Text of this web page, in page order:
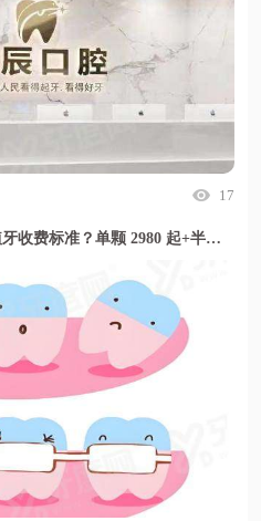
17
四川达州医附大口腔 2026 种植牙收费标准？单颗 2980 起+半口优惠多，价格透明放心种